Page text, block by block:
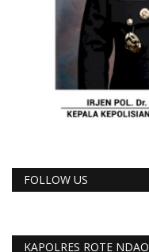
FOLLOW US
KAPOLRES ROTE NDAO